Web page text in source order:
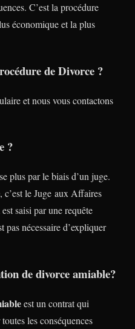
C’est la procédure
économique et la plus
de Divorce ?
et nous vous contactons
?
plus par le biais d’un juge.
, c’est le Juge aux Affaires
saisi par une requête
pas nécessaire d’expliquer
de divorce amiable?
est un contrat qui
les conséquences